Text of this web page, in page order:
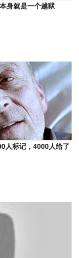
身就是一个越狱
人标记，4000人给了